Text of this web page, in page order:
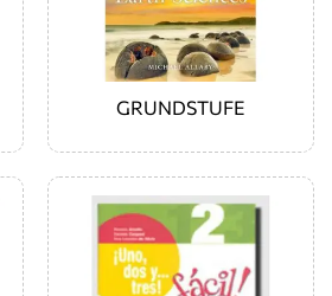
GRUNDSTUFE